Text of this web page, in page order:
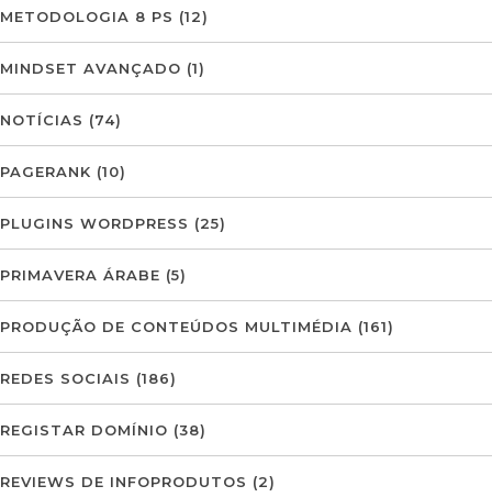
METODOLOGIA 8 PS (12)
MINDSET AVANÇADO (1)
NOTÍCIAS (74)
PAGERANK (10)
PLUGINS WORDPRESS (25)
PRIMAVERA ÁRABE (5)
PRODUÇÃO DE CONTEÚDOS MULTIMÉDIA (161)
REDES SOCIAIS (186)
REGISTAR DOMÍNIO (38)
REVIEWS DE INFOPRODUTOS (2)